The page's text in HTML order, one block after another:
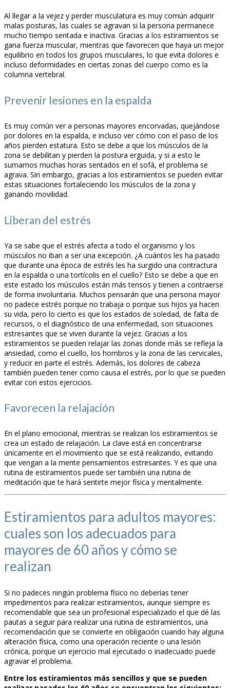
Al llegar a la vejez y perder musculatura es muy común adquirir
malas posturas, las cuales se agravan si la persona permanece
mucho tiempo sentada e inactiva. Gracias a los estiramientos se
gana fuerza muscular, mientras que favorecen que haya un mejor
equilibrio en todos los grupos musculares, lo que evita dolores e
incluso deformidades en ciertas zonas del cuerpo como es la
columna vertebral.
Prevenir lesiones en la espalda
Es muy común ver a personas mayores encorvadas, quejándose
por dolores en la espalda, e incluso ver cómo con el paso de los
años pierden estatura. Esto se debe a que los músculos de la
zona se debilitan y pierden la postura erguida, y si a esto le
sumamos muchas horas sentados en el sofá, el problema se
agrava. Sin embargo, gracias a los estiramientos se pueden evitar
estas situaciones fortaleciendo los músculos de la zona y
ganando movilidad.
Liberan del estrés
Ya se sabe que el estrés afecta a todo el organismo y los
músculos no iban a ser una excepción. ¿A cuántos les ha pasado
que durante una época de estrés les ha surgido una contractura
en la espalda o una tortícolis en el cuello? Esto se debe a que en
este estado los músculos están más tensos y tienen a contraerse
de forma involuntaria. Muchos pensarán que una persona mayor
no padece estrés porque no trabaja o porque sus hijos ya hacen
su vida, pero lo cierto es que los estados de soledad, de falta de
recursos, o el diagnóstico de una enfermedad, son situaciones
estresantes que se viven durante la vejez. Gracias a los
estiramientos se pueden relajar las zonas donde más se refleja la
ansiedad, como el cuello, los hombros y la zona de las cervicales,
y reducir en parte el estrés. Además, los dolores de cabeza
también pueden tener como causa el estrés, por lo que se pueden
evitar con estos ejercicios.
Favorecen la relajación
En el plano emocional, mientras se realizan los estiramientos se
crea un estado de relajación. La clave está en concentrarse
únicamente en el movimiento que se está realizando, evitando
que vengan a la mente pensamientos estresantes. Y es que una
rutina de estiramientos puede ser también una rutina de
meditación que te hará sentirte mejor física y mentalmente.
Estiramientos para adultos mayores:
cuales son los adecuados para
mayores de 60 años y cómo se
realizan
Si no padeces ningún problema físico no deberías tener
impedimentos para realizar estiramientos, aunque siempre es
recomendable que sea un profesional especializado el que dé las
pautas a seguir para realizar una rutina de estiramientos, una
recomendación que se convierte en obligación cuando hay alguna
alteración física, como una operación reciente o una lesión
crónica, porque un ejercicio mal ejecutado o inadecuado puede
agravar el problema.
Entre los estiramientos más sencillos y que se pueden